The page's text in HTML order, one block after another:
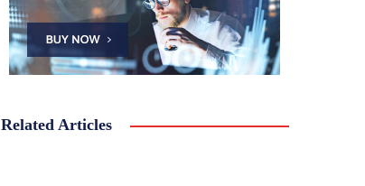
Related Articles